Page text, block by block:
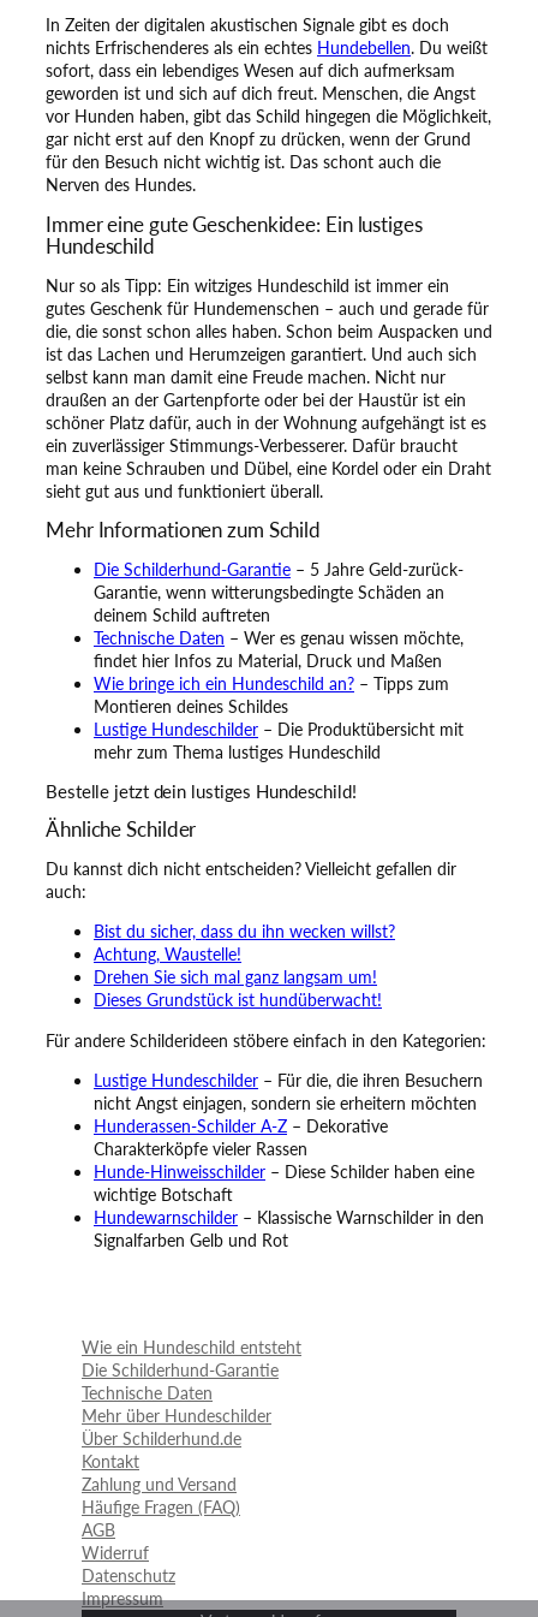
In Zeiten der digitalen akustischen Signale gibt es doch
nichts Erfrischenderes als ein echtes Hundebellen. Du weißt
sofort, dass ein lebendiges Wesen auf dich aufmerksam
geworden ist und sich auf dich freut. Menschen, die Angst
vor Hunden haben, gibt das Schild hingegen die Möglichkeit,
gar nicht erst auf den Knopf zu drücken, wenn der Grund
für den Besuch nicht wichtig ist. Das schont auch die
Nerven des Hundes.
Immer eine gute Geschenkidee: Ein lustiges
Hundeschild
Nur so als Tipp: Ein witziges Hundeschild ist immer ein
gutes Geschenk für Hundemenschen – auch und gerade für
die, die sonst schon alles haben. Schon beim Auspacken und
ist das Lachen und Herumzeigen garantiert. Und auch sich
selbst kann man damit eine Freude machen. Nicht nur
draußen an der Gartenpforte oder bei der Haustür ist ein
schöner Platz dafür, auch in der Wohnung aufgehängt ist es
ein zuverlässiger Stimmungs-Verbesserer. Dafür braucht
man keine Schrauben und Dübel, eine Kordel oder ein Draht
sieht gut aus und funktioniert überall.
Mehr Informationen zum Schild
Die Schilderhund-Garantie – 5 Jahre Geld-zurück-
Garantie, wenn witterungsbedingte Schäden an
deinem Schild auftreten
Technische Daten – Wer es genau wissen möchte,
findet hier Infos zu Material, Druck und Maßen
Wie bringe ich ein Hundeschild an? – Tipps zum
Montieren deines Schildes
Lustige Hundeschilder – Die Produktübersicht mit
mehr zum Thema lustiges Hundeschild
Bestelle jetzt dein lustiges Hundeschild!
Ähnliche Schilder
Du kannst dich nicht entscheiden? Vielleicht gefallen dir
auch:
Bist du sicher, dass du ihn wecken willst?
Achtung, Waustelle!
Drehen Sie sich mal ganz langsam um!
Dieses Grundstück ist hundüberwacht!
Für andere Schilderideen stöbere einfach in den Kategorien:
Lustige Hundeschilder – Für die, die ihren Besuchern
nicht Angst einjagen, sondern sie erheitern möchten
Hunderassen-Schilder A-Z – Dekorative
Charakterköpfe vieler Rassen
Hunde-Hinweisschilder – Diese Schilder haben eine
wichtige Botschaft
Hundewarnschilder – Klassische Warnschilder in den
Signalfarben Gelb und Rot
Wie ein Hundeschild entsteht
Die Schilderhund-Garantie
Technische Daten
Mehr über Hundeschilder
Über Schilderhund.de
Kontakt
Zahlung und Versand
Häufige Fragen (FAQ)
AGB
Widerruf
Datenschutz
Impressum